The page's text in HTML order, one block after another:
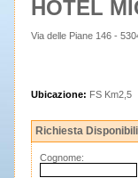
HOTEL
Via delle Piane 146 -
Ubicazione: FS Km2,5
Richiesta
Cognome: